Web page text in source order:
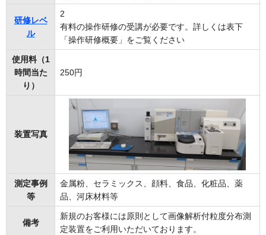
研修レベ
ル
2
有料の操作研修の受講が必要です。詳しくは表下
「操作研修概要」をご覧ください
使用料（1
時間当た
り）
250円
装置写真
測定事例
等
金属粉、セラミックス、顔料、食品、化粧品、薬
品、河床材料等
備考
新規のお客様には原則として画像解析付粒度分布測
定装置をご利用いただいております。